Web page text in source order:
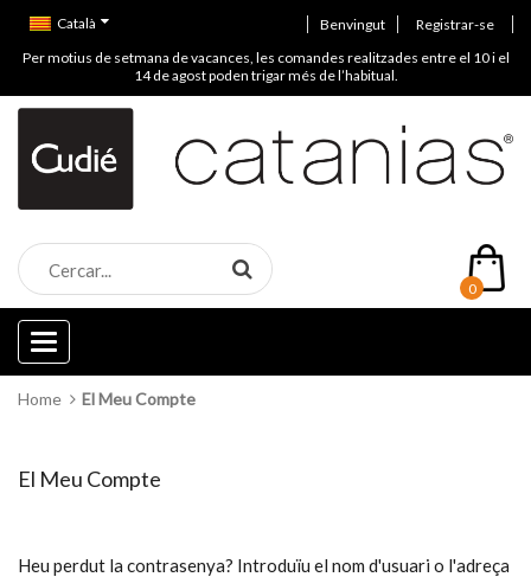
Benvingut Registrar-se
Català
Per motius de setmana de vacances, les comandes realitzades entre el 10 i el
14 de agost poden trigar més de l’habitual.
0
Categories
Home El Meu Compte
El Meu Compte
Heu perdut la contrasenya? Introduïu el nom d'usuari o l'adreça